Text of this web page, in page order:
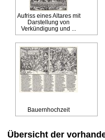
Aufriss eines Altares mit
Darstellung von
Verkündigung und ...
Bauernhochzeit
Übersicht der